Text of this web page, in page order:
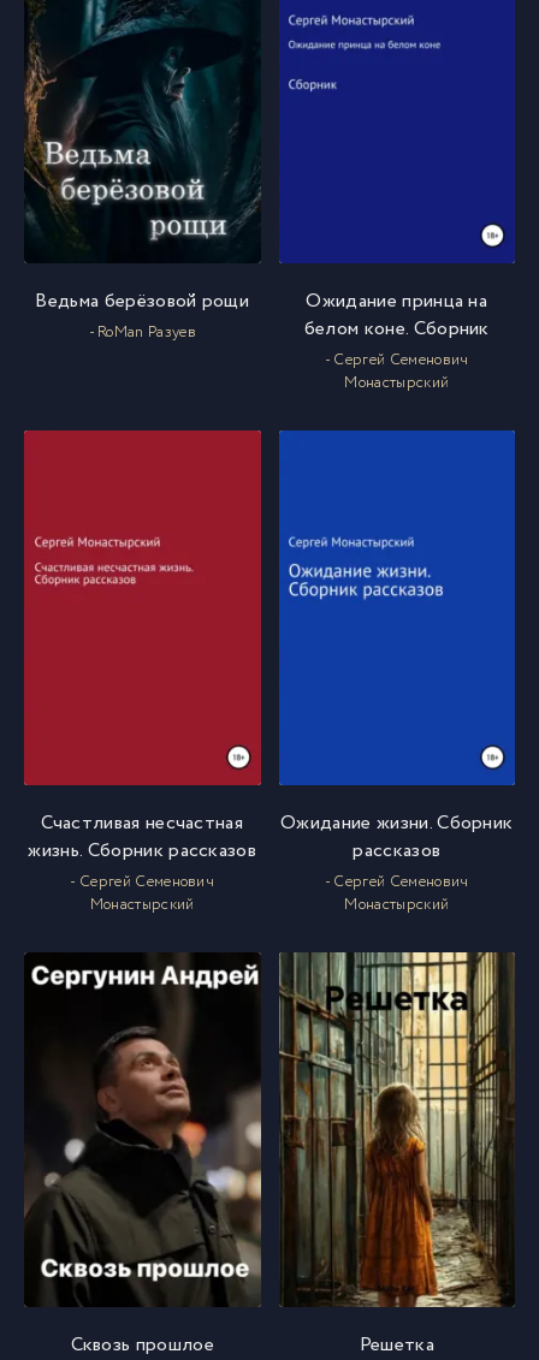
Ведьма берёзовой рощи
- RoMan Разуев
Ожидание принца на
белом коне. Сборник
- Сергей Семенович
Монастырский
Счастливая несчастная
жизнь. Сборник рассказов
- Сергей Семенович
Монастырский
Ожидание жизни. Сборник
рассказов
- Сергей Семенович
Монастырский
Сквозь прошлое Решетка